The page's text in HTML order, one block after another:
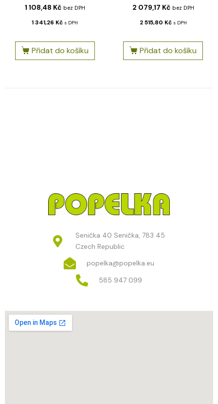
1 108,48 Kč bez DPH
1 341,26 Kč s DPH
Přidat do košíku
2 079,17 Kč bez DPH
2 515,80 Kč s DPH
Přidat do košíku
Senička 40 Senička, 783 45
Czech Republic
popelka@popelka.eu
585 947 099